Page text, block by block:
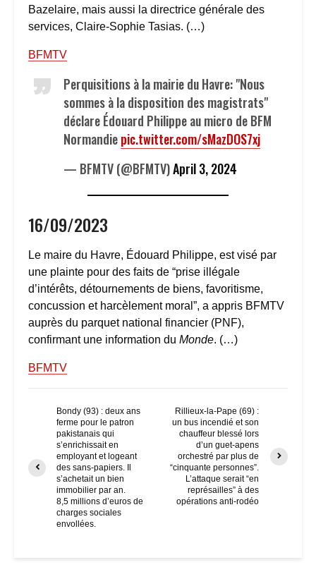
Bazelaire, mais aussi la directrice générale des
services, Claire-Sophie Tasias. (…)
BFMTV
Perquisitions à la mairie du Havre: "Nous
sommes à la disposition des magistrats"
déclare Édouard Philippe au micro de BFM
Normandiepic.twitter.com/sMazDOS7xj
— BFMTV (@BFMTV)April 3, 2024
16/09/2023
Le maire du Havre, Édouard Philippe, est visé par
une plainte pour des faits de “prise illégale
d’intérêts, détournements de biens, favoritisme,
concussion et harcèlement moral”, a appris BFMTV
auprès du parquet national financier (PNF),
confirmant une information du Monde. (…)
BFMTV
Bondy (93) : deux ans
ferme pour le patron
pakistanais qui
s’enrichissait en
employant et logeant
des sans-papiers. Il
s’achetait un bien
immobilier par an.
8,5 millions d’euros de
charges sociales
envollées.
Rillieux-la-Pape (69) :
un bus incendié et son
chauffeur blessé lors
d’un guet-apens
orchestré par plus de
“cinquante personnes”.
L’attaque serait “en
représailles” à des
opérations anti-rodéo